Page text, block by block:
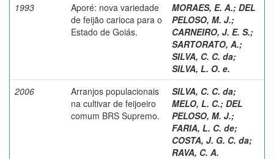
1993
Aporé: nova variedade
de feijão carioca para o
Estado de Goiás.
MORAES, E. A.; DEL
PELOSO, M. J.;
CARNEIRO, J. E. S.;
SARTORATO, A.;
SILVA, C. C. da;
SILVA, L. O. e.
2006
Arranjos populacionais
na cultivar de feijoeiro
comum BRS Supremo.
SILVA, C. C. da;
MELO, L. C.; DEL
PELOSO, M. J.;
FARIA, L. C. de;
COSTA, J. G. C. da;
RAVA, C. A.